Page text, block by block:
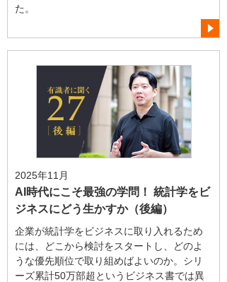
た。
2025年11月
AI時代にこそ最強の学問！ 統計学をビ
ジネスにどう生かすか（後編）
企業が統計学をビジネスに取り入れるため
には、どこから検討をスタートし、どのよ
うな優先順位で取り組めばよいのか。シリ
ーズ累計50万部超というビジネス書では異